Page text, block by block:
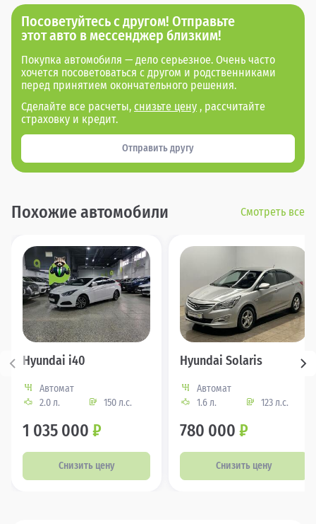
Посоветуйтесь с другом! Отправьте
этот авто в мессенджер близким!
Покупка автомобиля — дело серьезное. Очень часто
хочется посоветоваться с другом и родственниками
перед принятием окончательного решения.
Сделайте все расчеты, снизьте цену , рассчитайте
страховку и кредит.
Отправить другу
Похожие автомобили Смотреть все
Hyundai i40
Автомат
2.0 л.
150 л.с.
1 035 000 ₽
Снизить цену
Hyundai Solaris
Автомат
1.6 л.
123 л.с.
780 000 ₽
Снизить цену